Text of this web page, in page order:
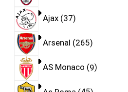
Ajax 37
Arsenal 265
AS Monaco 9